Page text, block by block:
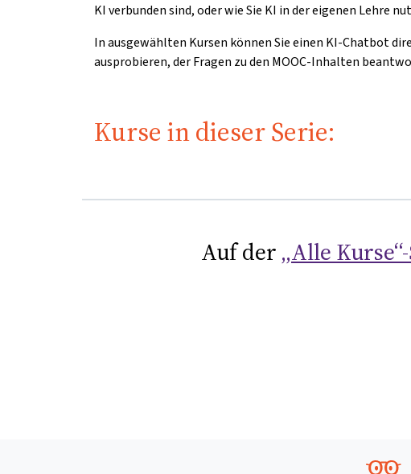
KI verbunden sind, oder wie Sie KI in der eigenen Lehre
In ausgewählten Kursen können Sie einen KI-Chatbot
ausprobieren, der Fragen zu den MOOC-Inhalten
Kurse in dieser Serie:
Auf der „Alle